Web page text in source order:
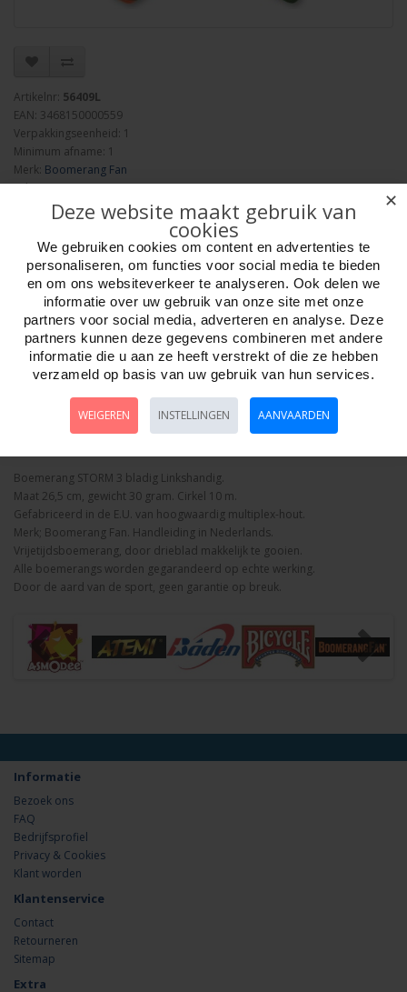
Artikelnr: 56409L
EAN: 3468150000559
Verpakkingseenheid: 1
Minimum afname: 1
Merk: Boomerang Fan
Adviesprijs: 22.5
Aantal
Bestellen
Omschrijving Foto hoge resolutie Details
Boemerang STORM 3 bladig Linkshandig.
Maat 26,5 cm, gewicht 30 gram. Cirkel 10 m.
Gefabriceerd in de E.U. van hoogwaardig multiplex-hout.
Merk; Boomerang Fan. Handleiding in Nederlands.
Vrijetijdsboemerang, door drieblad makkelijk te gooien.
Alle boemerangs worden gegarandeerd op echte werking.
Door de aard van de sport, geen garantie op breuk.
Informatie
Bezoek ons
FAQ
Bedrijfsprofiel
Privacy & Cookies
Klant worden
Klantenservice
Contact
Retourneren
Sitemap
Extra
✕
Deze website maakt gebruik van
cookies
We gebruiken cookies om content en advertenties te
personaliseren, om functies voor social media te bieden
en om ons websiteverkeer te analyseren. Ook delen we
informatie over uw gebruik van onze site met onze
partners voor social media, adverteren en analyse. Deze
partners kunnen deze gegevens combineren met andere
informatie die u aan ze heeft verstrekt of die ze hebben
verzameld op basis van uw gebruik van hun services.
WEIGEREN INSTELLINGEN AANVAARDEN